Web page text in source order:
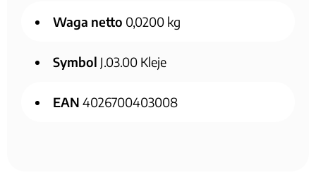
Waga netto 0,0200 kg
Symbol J.03.00 Kleje
EAN 4026700403008